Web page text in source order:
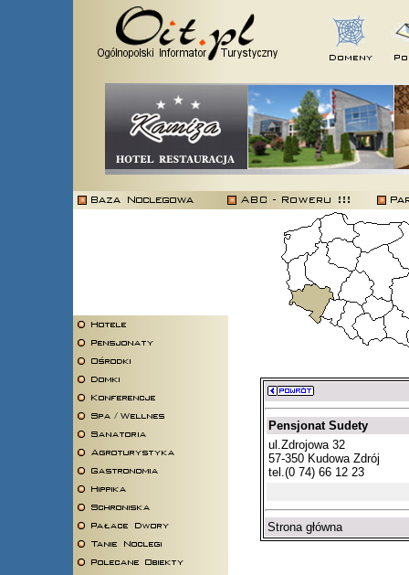
Pensjonat Sudety
ul.Zdrojowa 32
57-350 Kudowa Zdrój
tel.(0 74) 66 12 23
Strona główna